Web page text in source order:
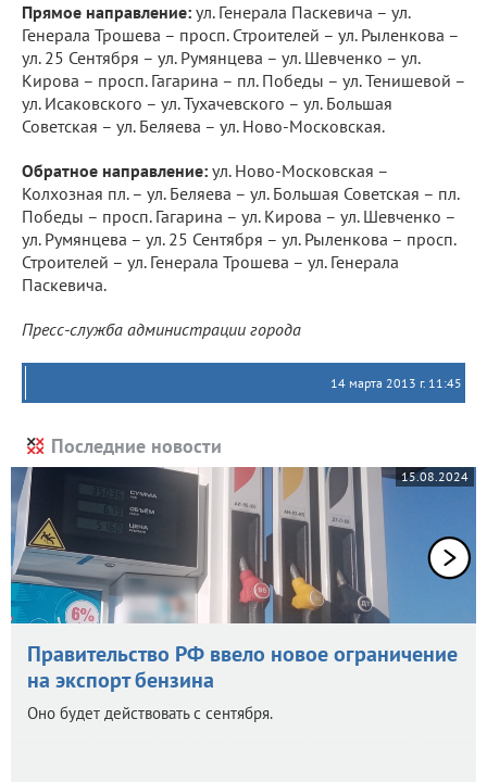
Прямое направление: ул. Генерала Паскевича – ул.
Генерала Трошева – просп. Строителей – ул. Рыленкова –
ул. 25 Сентября – ул. Румянцева – ул. Шевченко – ул.
Кирова – просп. Гагарина – пл. Победы – ул. Тенишевой –
ул. Исаковского – ул. Тухачевского – ул. Большая
Советская – ул. Беляева – ул. Ново-Московская.
Обратное направление: ул. Ново-Московская –
Колхозная пл. – ул. Беляева – ул. Большая Советская – пл.
Победы – просп. Гагарина – ул. Кирова – ул. Шевченко –
ул. Румянцева – ул. 25 Сентября – ул. Рыленкова – просп.
Строителей – ул. Генерала Трошева – ул. Генерала
Паскевича.
Пресс-служба администрации города
14 марта 2013 г. 11:45
Последние новости
15.08.2024
Правительство РФ ввело новое ограничение
на экспорт бензина
Оно будет действовать с сентября.